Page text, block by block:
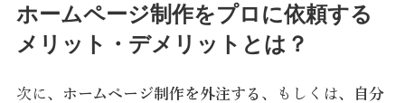
ホームページ制作をプロに依頼する
メリット・デメリットとは？
次に、 ホームページ制作を外注する 、もしくは、
自分